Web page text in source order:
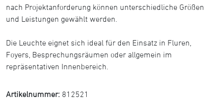
nach Projektanforderung können unterschiedliche Größen
und Leistungen gewählt werden.
Die Leuchte eignet sich ideal für den Einsatz in Fluren,
Foyers, Besprechungsräumen oder allgemein im
repräsentativen Innenbereich.
Artikelnummer: 812521